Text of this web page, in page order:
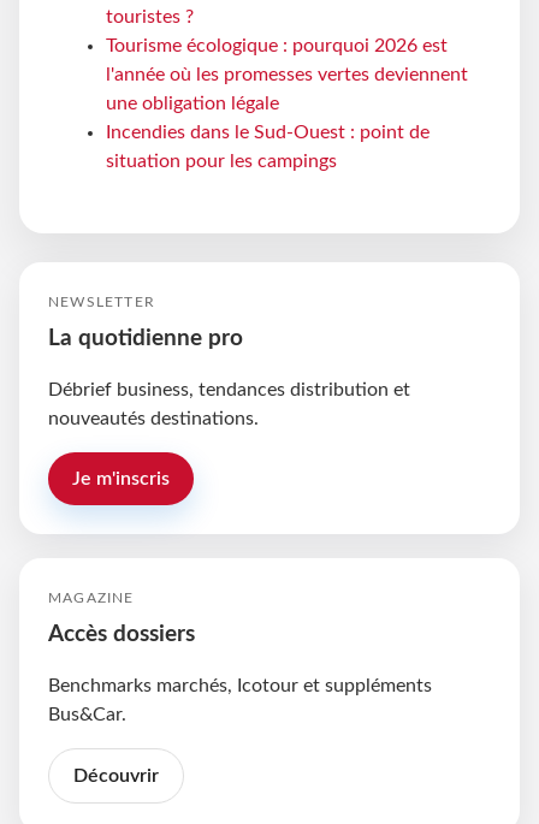
touristes ?
Tourisme écologique : pourquoi 2026 est
l'année où les promesses vertes deviennent
une obligation légale
Incendies dans le Sud-Ouest : point de
situation pour les campings
NEWSLETTER
La quotidienne pro
Débrief business, tendances distribution et
nouveautés destinations.
Je m'inscris
MAGAZINE
Accès dossiers
Benchmarks marchés, Icotour et suppléments
Bus&Car.
Découvrir